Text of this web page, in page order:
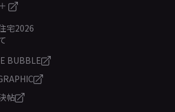
宅2026
BUBBLE
帖